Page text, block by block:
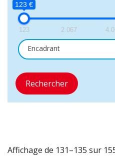
123 €
123 2.067
Encadrant
Rechercher
Affichage de 131–135 sur